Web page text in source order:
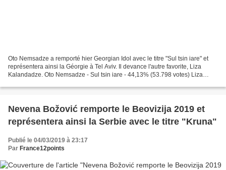
Oto Nemsadze a remporté hier Georgian Idol avec le titre "Sul tsin iare" et
représentera ainsi la Géorgie à Tel Aviv. Il devance l'autre favorite, Liza
Kalandadze. Oto Nemsadze - Sul tsin iare - 44,13% (53.798 votes) Liza
Nevena Božović remporte le Beovizija 2019 et
représentera ainsi la Serbie avec le titre "Kruna"
Publié le 04/03/2019 à 23:17
Par France12points